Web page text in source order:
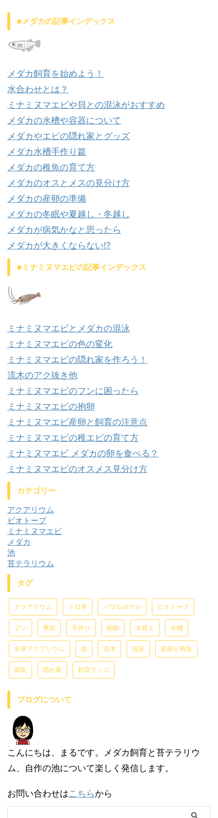
■メダカの記事インデックス
メダカ飼育を始めよう！
水合わせとは？
ミナミヌマエビや貝との混泳がおすすめ
メダカの水槽や容器について
メダカやエビの隠れ家とグッズ
メダカ水槽手作り篇
メダカの稚魚の育て方
メダカのオスとメスの見分け方
メダカの産卵の準備
メダカの冬眠や夏越し・冬越し
メダカが病気かなと思ったら
メダカが大きくならない⁉
■ミナミヌマエビの記事インデックス
ミナミヌマエビとメダカの混泳
ミナミヌマエビの色の変化
ミナミヌマエビの隠れ家を作ろう！
流木のアク抜き他
ミナミヌマエビのフンに困ったら
ミナミヌマエビの抱卵
ミナミヌマエビ産卵と飼育の注意点
ミナミヌマエビの稚エビの育て方
ミナミヌマエビ メダカの卵を食べる？
ミナミヌマエビのオスメス見分け方
カテゴリー
アクアリウム
ビオトープ
ミナミヌマエビ
メダカ
池
苔テラリウム
タグ
アクアリウム トロ舟 バブルボウル ビオトープ
フン 季節 手作り 抱卵 水替え 水槽
水草アクアリウム 池 流木 混泳 産卵と稚魚
病気 隠れ家 飼育グッズ
ブログについて
こんにちは、まるです。メダカ飼育と苔テラリウ
ム、自作の池について楽しく発信します。
お問い合わせはこちらから